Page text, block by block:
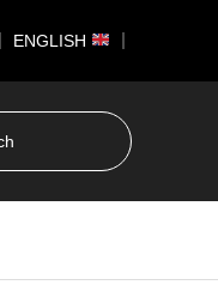
｜ ENGLISH